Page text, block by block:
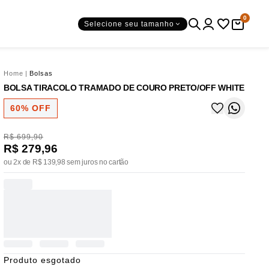
Selecione seu tamanho
0
Home | Bolsas
BOLSA TIRACOLO TRAMADO DE COURO PRETO/OFF WHITE
60% OFF
R$ 699,90
R$ 279,96
ou 2x de R$ 139,98 sem juros no cartão
Produto esgotado